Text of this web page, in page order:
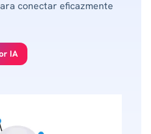
conectar eficazmente
IA